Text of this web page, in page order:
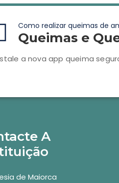
Como realizar queimas de
Queimas e
a nova app queima
A
de Maiorca